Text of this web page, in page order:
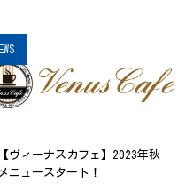
【ヴィーナスカフェ】2023年秋
メニュースタート！